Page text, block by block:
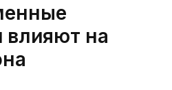
влияют на